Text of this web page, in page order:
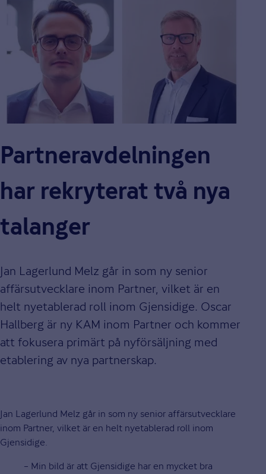
Partneravdelningen
har rekryterat två nya
talanger
Jan Lagerlund Melz går in som ny senior
affärsutvecklare inom Partner, vilket är en
helt nyetablerad roll inom Gjensidige. Oscar
Hallberg är ny KAM inom Partner och kommer
att fokusera primärt på nyförsäljning med
etablering av nya partnerskap.
Jan Lagerlund Melz går in som ny senior affärsutvecklare
inom Partner, vilket är en helt nyetablerad roll inom
Gjensidige.
– Min bild är att Gjensidige har en mycket bra